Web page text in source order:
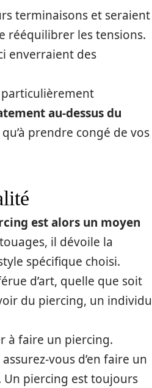
terminaisons et seraient
rééquilibrer les tensions.
enverraient des
particulièrement
au-dessus du
qu’à prendre congé de vos
est alors un moyen
il dévoile la
spécifique choisi.
d’art, quelle que soit
du piercing, un individu
à faire un piercing.
vous d’en faire un
piercing est toujours